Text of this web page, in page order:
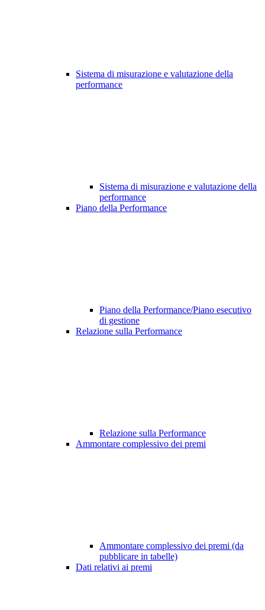
Sistema di misurazione e valutazione della
performance
Sistema di misurazione e valutazione della
performance
Piano della Performance
Piano della Performance/Piano esecutivo
di gestione
Relazione sulla Performance
Relazione sulla Performance
Ammontare complessivo dei premi
Ammontare complessivo dei premi (da
pubblicare in tabelle)
Dati relativi ai premi